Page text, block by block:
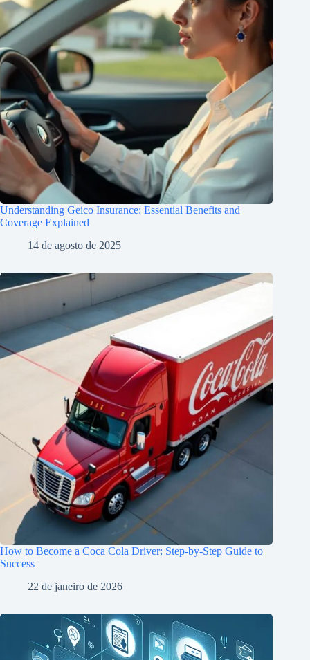
Understanding Geico Insurance: Essential Benefits and
Coverage Explained
14 de agosto de 2025
How to Become a Coca Cola Driver: Step-by-Step Guide to
Success
22 de janeiro de 2026